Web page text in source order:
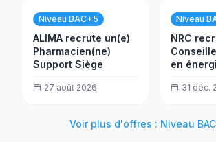
Niveau BAC+5
ALIMA recrute un(e)
Pharmacien(ne)
Support Siège
27 août 2026
Niveau
NRC
en
Afrique
31 déc.
Voir plus d'offres : Niveau